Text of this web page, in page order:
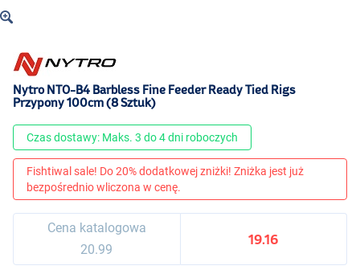
Nytro NTO-B4 Barbless Fine Feeder Ready Tied Rigs
Przypony 100cm (8 Sztuk)
Czas dostawy: Maks. 3 do 4 dni roboczych
Fishtiwal sale! Do 20% dodatkowej zniżki! Zniżka jest już
bezpośrednio wliczona w cenę.
Cena katalogowa
20.99
19.16